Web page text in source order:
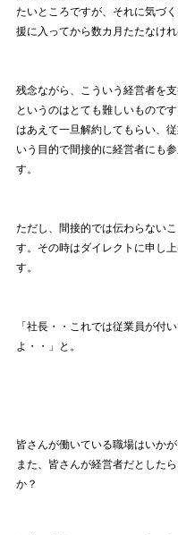
たいところですが、それに気づ
援に入ってから数カ月たたなけれ
残念ながら、こういう経営者を
というのはとても難しいもので
はあえて一旦解約してもらい、
いう目的で間接的に経営者にも
す。
ただし、間接的では伝わらない
す。その時はダイレクトに申し
す。
「社長・・これでは従業員が付
よ・・」と。
皆さんが働いている職場はいか
また、皆さんが経営者だとした
か？